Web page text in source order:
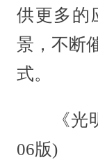
供更多的
景，不断
式。
《光明
06版)